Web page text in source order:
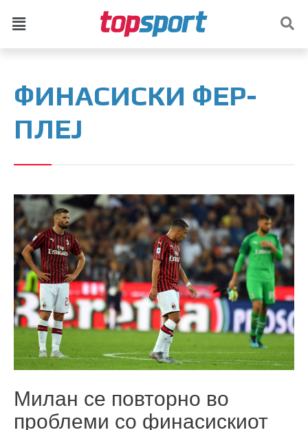
ФИНАСИСКИ ФЕР-
ПЛЕЈ
Милан се повторно во
проблеми со финасискиот